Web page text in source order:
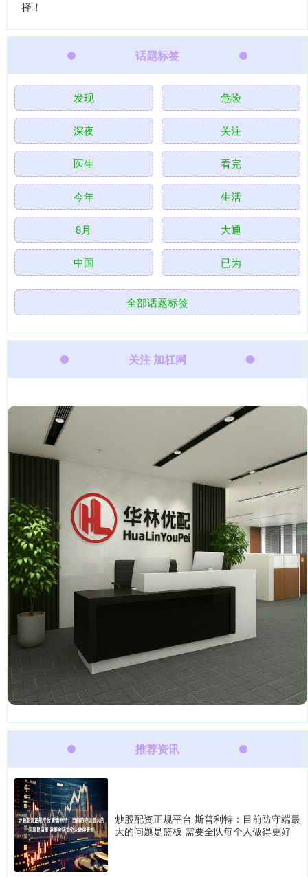
择！
话题标签
发现 危险
深夜 关注
医生 看完
今年 生活
8月 大通
中国 已为
全部话题标签
关注 加杠网
推荐资讯
炒股配资正规平台 斯普利特：目前防守端最
大的问题是篮板 需要全队每个人做得更好